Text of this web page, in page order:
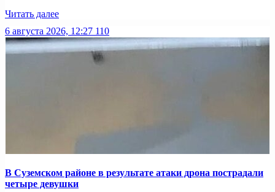
Читать далее
6 августа 2026, 12:27 110
В Суземском районе в результате атаки дрона пострадали
четыре девушки